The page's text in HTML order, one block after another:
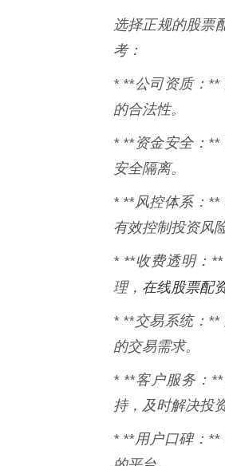
选择正规的股票
考：
* **公司资质：
的合法性。
* **资金安全：
安全隔离。
* **风控体系：**
有效控制投资风险
* **收费透明：
理， 在线股票配
* **交易系统：
的交易需求。
* **客户服务：
持，及时解决投
* **用户口碑：